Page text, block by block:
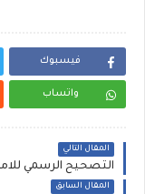
فيسبوك
واتساب
المقال التالي
التصحيح الرسمي للامتحان المهني
المقال السابق